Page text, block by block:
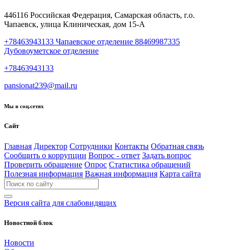
446116 Российская Федерация, Самарская область, г.о.
Чапаевск, улица Клиническая, дом 15-А
+78463943133 Чапаевское отделение 88469987335
Дубовоуметское отделение
+78463943133
pansionat239@mail.ru
Мы в соц.сетях
Сайт
Главная Директор Сотрудники Контакты Обратная связь
Сообщить о коррупции Вопрос - ответ Задать вопрос
Проверить обращение Опрос Статистика обращений
Полезная информация Важная информация Карта сайта
Версия сайта для слабовидящих
Новостной блок
Новости